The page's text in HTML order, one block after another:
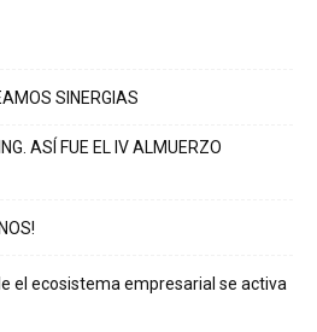
SINERGIAS
ASÍ FUE EL IV ALMUERZO
el ecosistema empresarial se activa